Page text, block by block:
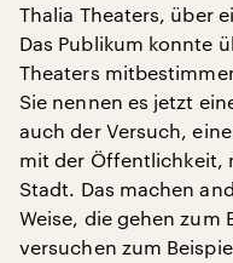
Thalia Theaters, über
Das Publikum konnte
Theaters
Sie nennen es jetzt
auch der Versuch,
mit der Öffentlichkeit,
Stadt. Das machen
Weise, die gehen zum
versuchen zum